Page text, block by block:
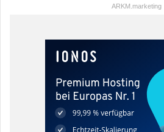
ARKM.marketing